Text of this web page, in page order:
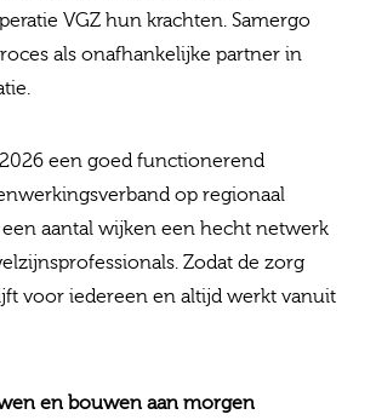
VGZ hun krachten. Samergo
als onafhankelijke partner in
een goed functionerend
op regionaal
aantal wijken een hecht netwerk
Zodat de zorg
voor iedereen en altijd werkt vanuit
en bouwen aan morgen